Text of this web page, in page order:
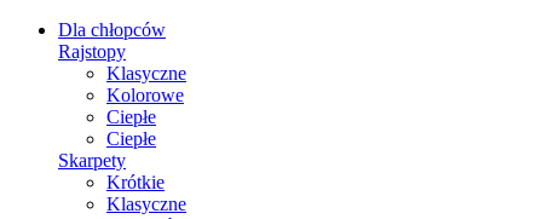
Dla chłopców
Rajstopy
Klasyczne
Kolorowe
Ciepłe
Ciepłe
Skarpety
Krótkie
Klasyczne